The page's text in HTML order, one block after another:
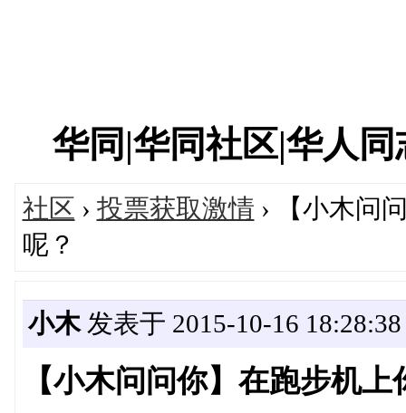
华同|华同社区|华人
社区 › 投票获取激情 › 【小木问
呢？
小木发表于 2015-10-16 18:28:38
【小木问问你】在跑步机